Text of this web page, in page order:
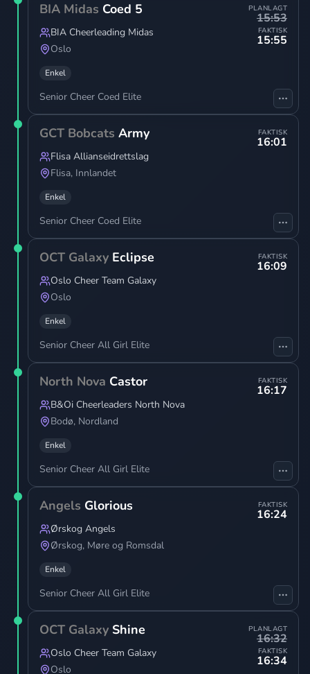
PLANLAGT
15:53
FAKTISK
15:55
BIA Midas Coed 5
BIA Cheerleading Midas
Oslo
Enkel
Senior Cheer Coed Elite
FAKTISK
16:01
GCT Bobcats Army
Flisa Allianseidrettslag
Flisa, Innlandet
Enkel
Senior Cheer Coed Elite
FAKTISK
16:09
OCT Galaxy Eclipse
Oslo Cheer Team Galaxy
Oslo
Enkel
Senior Cheer All Girl Elite
FAKTISK
16:17
North Nova Castor
B&Oi Cheerleaders North Nova
Bodø, Nordland
Enkel
Senior Cheer All Girl Elite
FAKTISK
16:24
Angels Glorious
Ørskog Angels
Ørskog, Møre og Romsdal
Enkel
Senior Cheer All Girl Elite
PLANLAGT
16:32
FAKTISK
16:34
OCT Galaxy Shine
Oslo Cheer Team Galaxy
Oslo